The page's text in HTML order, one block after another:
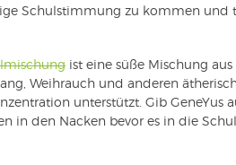
Schulstimmung zu kommen und
ist eine süße Mischung
Weihrauch und anderen
unterstützt. Gib GeneYus
in den Nacken bevor es in die